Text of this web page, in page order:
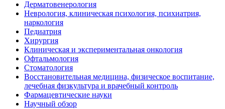
Дерматовенерология
Неврология, клиническая психология, психиатрия,
наркология
Педиатрия
Хирургия
Клиническая и экспериментальная онкология
Офтальмология
Стоматология
Восстановительная медицина, физическое воспитание,
лечебная физкультура и врачебный контроль
Фармацевтические науки
Научный обзор